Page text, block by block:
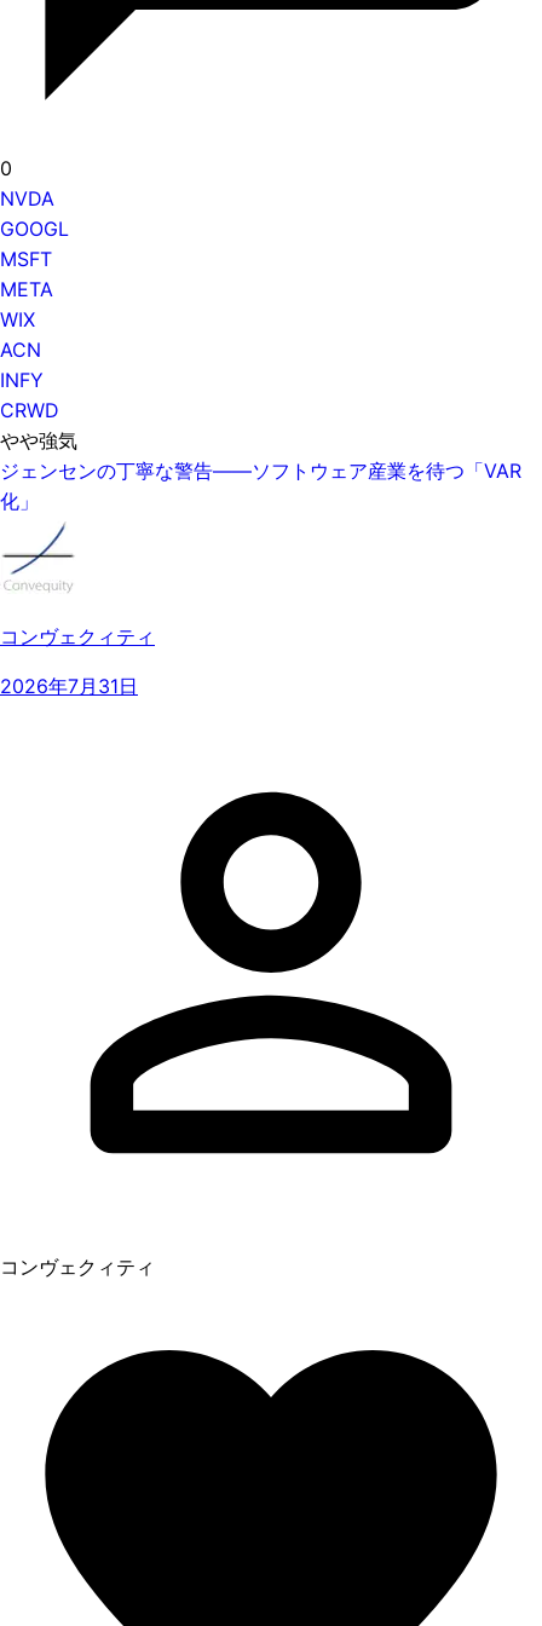
0
NVDA
GOOGL
MSFT
META
WIX
ACN
INFY
CRWD
やや強気
ジェンセンの丁寧な警告——ソフトウェア産業を待つ「VAR
化」
コンヴェクィティ
2026年7月31日
コンヴェクィティ